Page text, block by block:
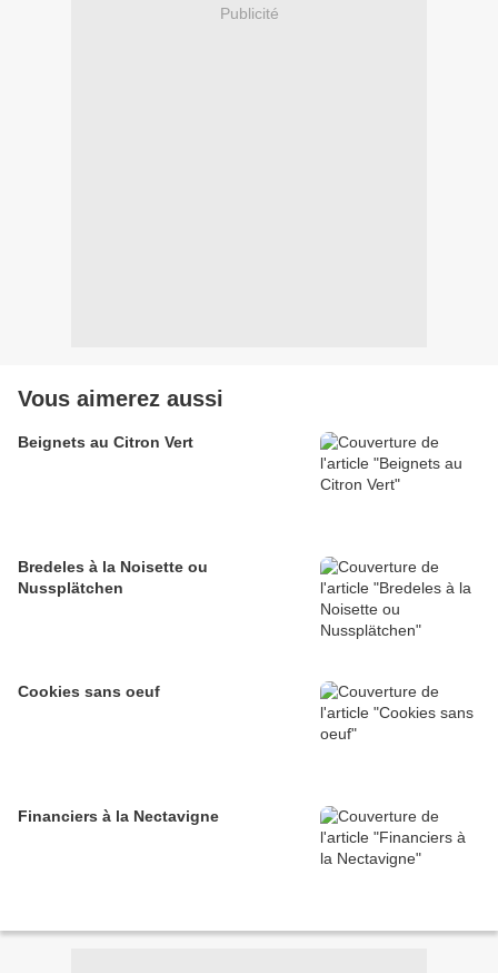
Publicité
Vous aimerez aussi
Beignets au Citron Vert
Bredeles à la Noisette ou
Nussplätchen
Cookies sans oeuf
Financiers à la Nectavigne